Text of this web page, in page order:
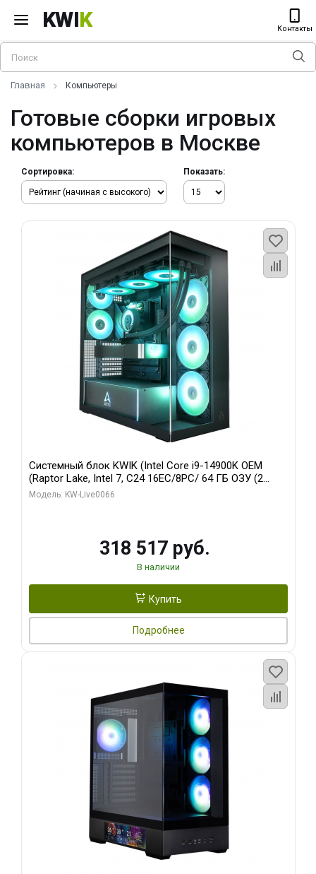
KWIK Контакты
Главная Компьютеры
Готовые сборки игровых
компьютеров в Москве
Сортировка: Показать:
Системный блок KWIK (Intel Core i9-14900K OEM
(Raptor Lake, Intel 7, C24 16EC/8PC/ 64 ГБ ОЗУ (2
модуля)/ Gigabyte RTX5080 XTREME WATERFORCE
Модель: KW-Live0066
318 517 руб.
В наличии
Купить
Подробнее